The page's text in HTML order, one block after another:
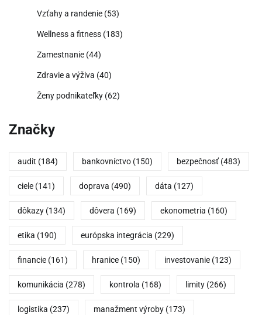
Vzťahy a randenie (53)
Wellness a fitness (183)
Zamestnanie (44)
Zdravie a výživa (40)
Ženy podnikateľky (62)
Značky
audit (184) bankovníctvo (150) bezpečnosť (483)
ciele (141) doprava (490) dáta (127)
dôkazy (134) dôvera (169) ekonometria (160)
etika (190) európska integrácia (229)
financie (161) hranice (150) investovanie (123)
komunikácia (278) kontrola (168) limity (266)
logistika (237) manažment výroby (173)